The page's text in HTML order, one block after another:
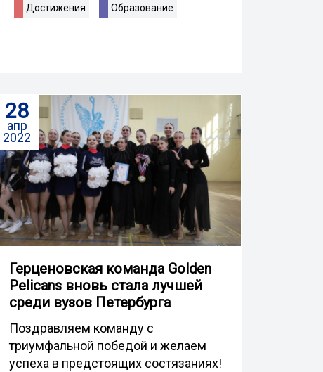
Достижения Образование
28
апр
2022
Герценовская команда Golden
Pelicans вновь стала лучшей
среди вузов Петербурга
Поздравляем команду с
триумфальной победой и желаем
успеха в предстоящих состязаниях!